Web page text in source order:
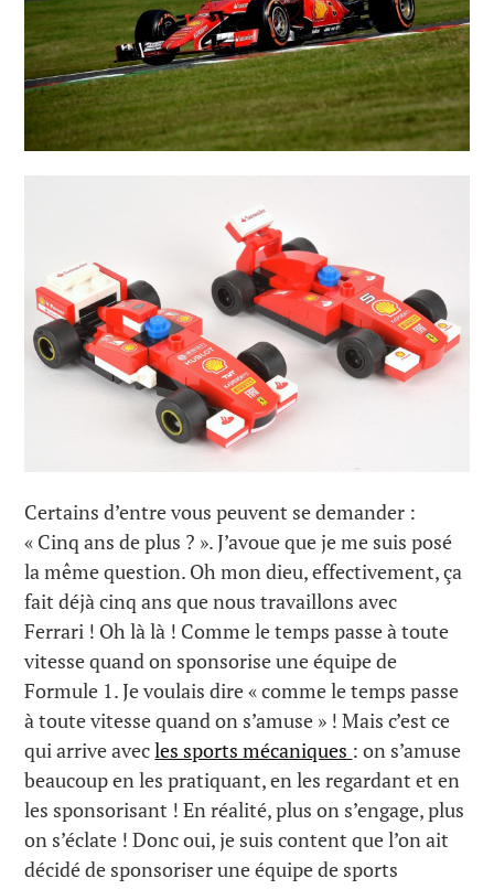
Certains d’entre vous peuvent se demander :
« Cinq ans de plus ? ». J’avoue que je me suis posé
la même question. Oh mon dieu, effectivement, ça
fait déjà cinq ans que nous travaillons avec
Ferrari ! Oh là là ! Comme le temps passe à toute
vitesse quand on sponsorise une équipe de
Formule 1. Je voulais dire « comme le temps passe
à toute vitesse quand on s’amuse » ! Mais c’est ce
qui arrive avecles sports mécaniques : on s’amuse
beaucoup en les pratiquant, en les regardant et en
les sponsorisant ! En réalité, plus on s’engage, plus
on s’éclate ! Donc oui, je suis content que l’on ait
décidé de sponsoriser une équipe de sports